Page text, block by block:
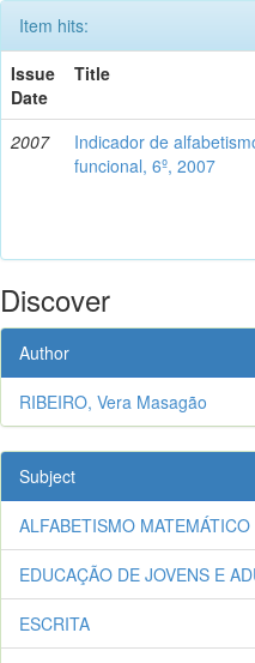
Item hits:
Issue
Date
Title
2007
Indicador de
funcional, 6º, 2007
Discover
Author
RIBEIRO, Vera Masagão
Subject
ALFABETISMO MATEMÁTICO
EDUCAÇÃO DE JOVENS E
ESCRITA